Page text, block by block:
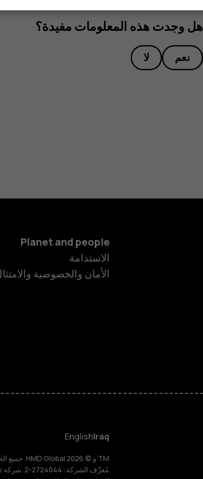
Terra M
HMD DUB
هل وجدت هذه المعلومات مفيدة؟
نعم لا
Planet and people
الاستدامة
الأمان والخصوصية
Iraq
English